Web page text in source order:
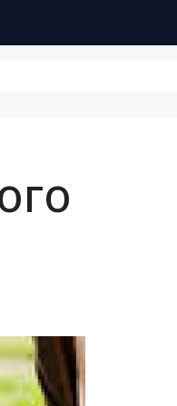
Кинематограф
Строительство
Культура и общество